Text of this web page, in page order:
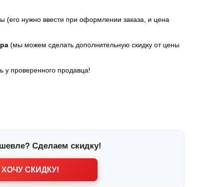
(его нужно ввести при оформлении заказа, и цена
(мы можем сделать дополнительную скидку от цены
у проверенного продавца!
Сделаем скидку!
ХОЧУ СКИДКУ!